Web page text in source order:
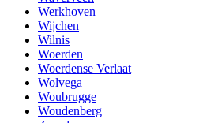
Werkhoven
Wijchen
Wilnis
Woerden
Woerdense Verlaat
Wolvega
Woubrugge
Woudenberg